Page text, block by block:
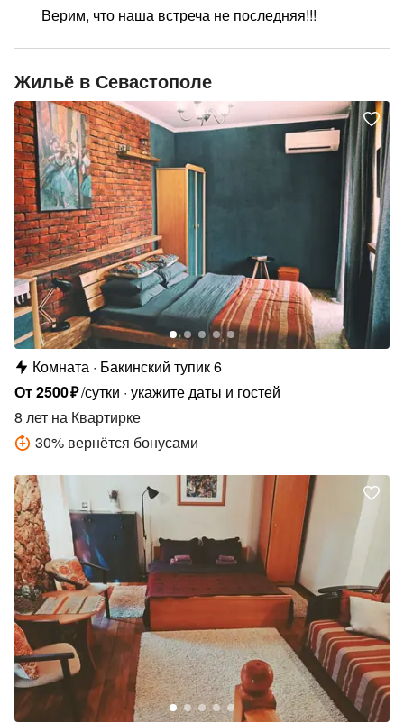
Верим, что наша встреча не последняя!!!
Жильё в Севастополе
Комната
Бакинский тупик 6
От2500₽/сутки укажите даты и гостей
8 лет на Квартирке
30% вернётся бонусами